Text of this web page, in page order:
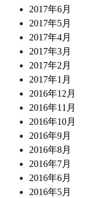
2017年6月
2017年5月
2017年4月
2017年3月
2017年2月
2017年1月
2016年12月
2016年11月
2016年10月
2016年9月
2016年8月
2016年7月
2016年6月
2016年5月